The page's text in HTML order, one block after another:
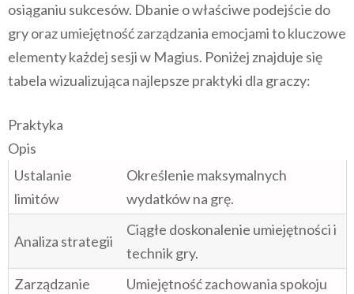
osiąganiu sukcesów. Dbanie o właściwe podejście do
gry oraz umiejętność zarządzania emocjami to kluczowe
elementy każdej sesji w Magius. Poniżej znajduje się
tabela wizualizująca najlepsze praktyki dla graczy:
Praktyka
Opis
Ustalanie
limitów
Określenie maksymalnych
wydatków na grę.
Analiza strategii
Ciągłe doskonalenie umiejętności i
technik gry.
Zarządzanie
Umiejętność zachowania spokoju